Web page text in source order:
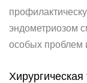
эндометриозом
особых проблем